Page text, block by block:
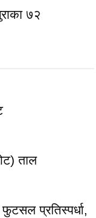
७२
ताल
फुटसल प्रतिस्पर्धा,